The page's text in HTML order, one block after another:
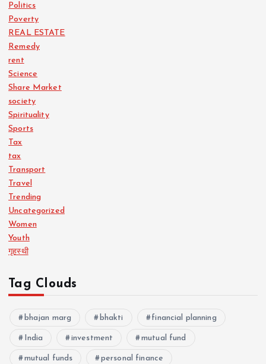
Politics
Poverty
REAL ESTATE
Remedy
rent
Science
Share Market
society
Spirituality
Sports
Tax
tax
Transport
Travel
Trending
Uncategorized
Women
Youth
गृहस्थी
Tag Clouds
bhajan marg bhakti financial planning
India investment mutual fund
mutual funds personal finance